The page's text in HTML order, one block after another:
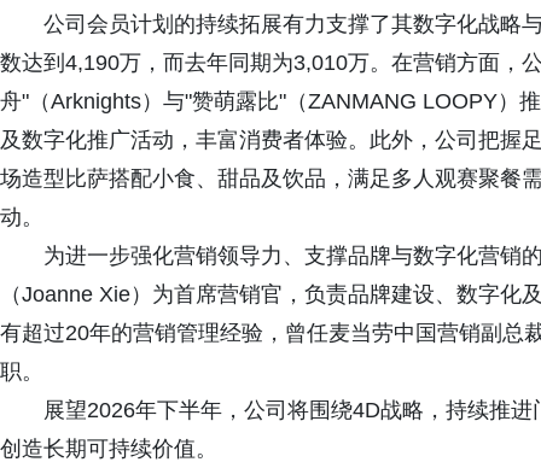
公司会员计划的持续拓展有力支撑了其数字化战略
数达到4,190万，而去年同期为3,010万。在营销方面，
舟"（Arknights）与"赞萌露比"（ZANMANG LOOPY）
及数字化推广活动，丰富消费者体验。此外，公司把握
场造型比萨搭配小食、甜品及饮品，满足多人观赛聚餐
动。
为进一步强化营销领导力、支撑品牌与数字化营销
（Joanne Xie）为首席营销官，负责品牌建设、数字
有超过20年的营销管理经验，曾任麦当劳中国营销副总
职。
展望2026年下半年，公司将围绕4D战略，持续推
创造长期可持续价值。